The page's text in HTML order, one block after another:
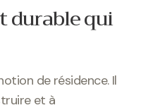
durable qui
de résidence. Il
et à